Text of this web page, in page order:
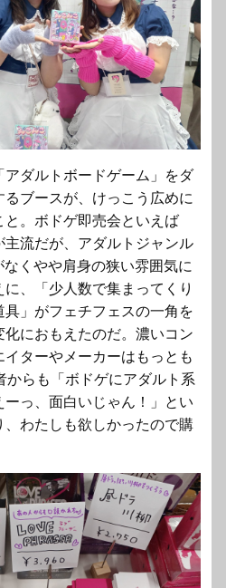
ダルトボードゲーム」をダ
ブースが、けっこう広めに
。ボドゲ即売会といえば
主流だが、アダルトジャンル
くやや肩身の狭い雰囲気に
、「少人数で集まってくり
」がフェチフェスの一角を
におもえたのだ。濃いコン
ターやメーカーはもっとも
からも「ボドゲにアダルト系
っ、面白いじゃん！」とい
、わたしも欲しかったので購